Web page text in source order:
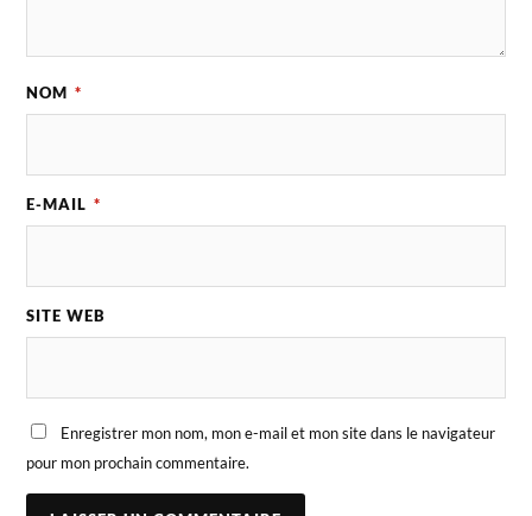
NOM *
E-MAIL *
SITE WEB
Enregistrer mon nom, mon e-mail et mon site dans le navigateur
pour mon prochain commentaire.